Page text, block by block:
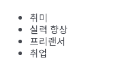
취미
실력 향상
프리랜서
취업